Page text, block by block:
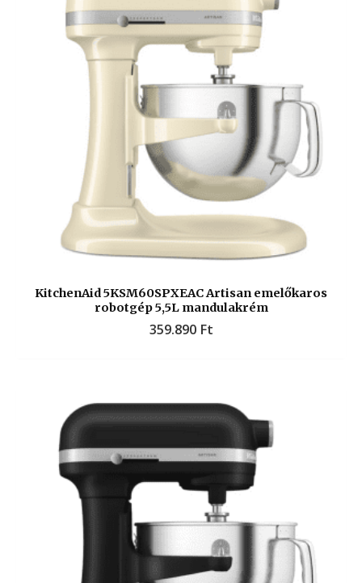
KitchenAid 5KSM60SPXEAC Artisan emelőkaros
robotgép 5,5L mandulakrém
359.890 Ft